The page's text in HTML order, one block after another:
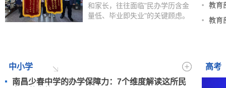
和家长，往往面临"民办学历含金
量低、毕业即失业"的关键顾虑。
师型教师占比、省部级竞赛获奖
数量、用人...
[详细]
教育
教育
中小学
南昌少春中学的办学保障力：7个维度解读这所民
高考